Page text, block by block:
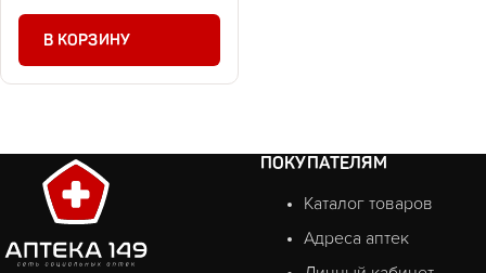
В КОРЗИНУ
ПОКУПАТЕЛЯМ
Каталог товаров
Адреса аптек